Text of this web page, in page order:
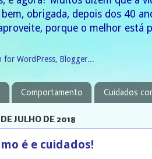
obrigada, depois dos 40
porque o melhor está
Comportamento Cuidados
JULHO DE 2018
é e cuidados!